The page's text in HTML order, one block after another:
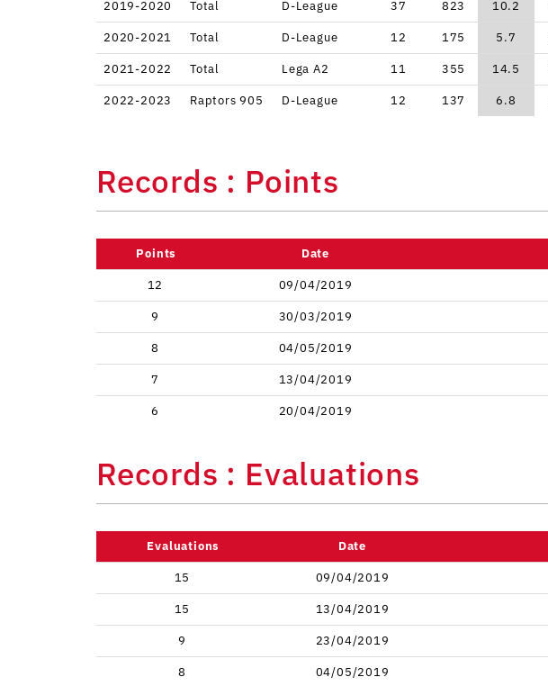
2019-2020 Total D-League 37 823 10.2
2020-2021 Total D-League 12 175 5.7
2021-2022 Total Lega A2 11 355 14.5
2022-2023 Raptors 905 D-League 12 137 6.8
Records : Points
Points Date
12 09/04/2019
9 30/03/2019
8 04/05/2019
7 13/04/2019
6 20/04/2019
Records : Evaluations
Evaluations Date
15 09/04/2019
15 13/04/2019
9 23/04/2019
8 04/05/2019